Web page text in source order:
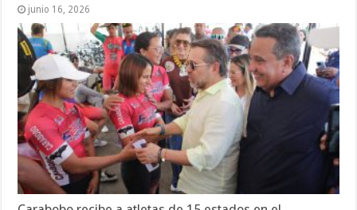
junio 16, 2026